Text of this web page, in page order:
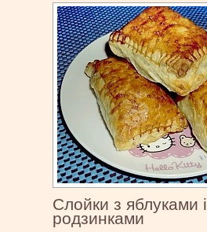
Слойки з яблуками і
родзинками